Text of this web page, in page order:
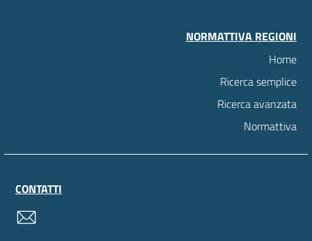
NORMATTIVA REGIONI
Home
Ricerca semplice
Ricerca avanzata
Normattiva
CONTATTI